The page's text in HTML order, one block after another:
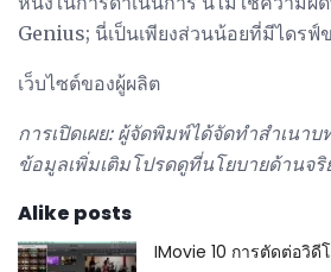
Genius; นี่เป็นเพียงส่วนน้อยที่มีไดร
เว็บไซต์ของผู้ผลิต
การเปิดเผย: ผู้จัดพิมพ์ได้จัดทำสำเนา
ข้อมูลเพิ่มเติมโปรดดูที่นโยบายด้านจริ
Alike posts
IMovie 10 การตัดต่อวิดี